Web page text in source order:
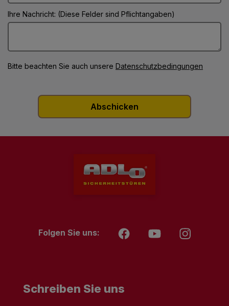
Ihre Nachricht: (Diese Felder sind Pflichtangaben)
Bitte beachten Sie auch unsere Datenschutzbedingungen
Folgen Sie uns:
Schreiben Sie uns